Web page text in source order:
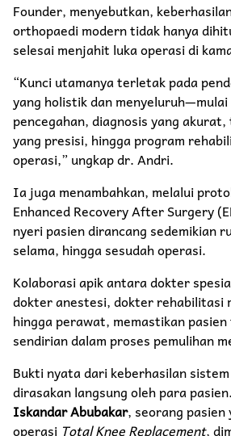
Founder, menyebutkan,
orthopaedi modern tidak hanya
selesai menjahit luka operasi di
“Kunci utamanya terletak pada
yang holistik dan
pencegahan, diagnosis yang
yang presisi, hingga program
operasi,” ungkap dr. Andri.
Ia juga menambahkan, melalui
Enhanced Recovery After Surgery
nyeri pasien dirancang sedemikian
selama, hingga sesudah operasi.
Kolaborasi apik antara dokter
dokter anestesi, dokter rehabilitasi
hingga perawat, memastikan
sendirian dalam proses pemulihan
Bukti nyata dari keberhasilan
dirasakan langsung oleh para
Iskandar Abubakar, seorang pasien
operasi Total Knee Replacement,